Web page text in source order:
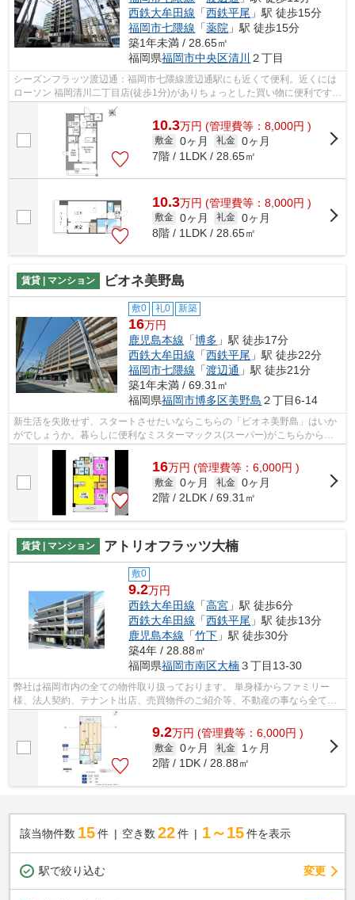
西鉄大牟田線 「西鉄平尾 」駅 徒歩15分
福岡市七隈線 「薬院 」駅 徒歩15分
築1年未満 / 28.65㎡
福岡県福岡市中央区清川 ２丁目
シーズンフラッツ渡辺通：福岡市七隈線渡辺通駅にも近くて便利。近くには
ローソン 福岡清川二丁目店(徒歩1分)がありちょっとした買い物に便利です。
新築の物件です。こちらはマンショ...
10.3万円 (管理費等：8,000円 )
敷金 0ヶ月 礼金 0ヶ月
7階 / 1LDK / 28.65㎡
10.3万円 (管理費等：8,000円 )
敷金 0ヶ月 礼金 0ヶ月
8階 / 1LDK / 28.65㎡
賃貸 | マンション ビオネ美野島
敷0 礼0 新築
16万円
鹿児島本線 「博多 」駅 徒歩17分
西鉄大牟田線 「西鉄平尾 」駅 徒歩22分
福岡市七隈線 「渡辺通 」駅 徒歩21分
築1年未満 / 69.31㎡
福岡県福岡市博多区美野島 ２丁目6-14
新生活を失敗せず、スタートさせたいならこちらの「ビオネ美野島」はいか
がでしょうか。暮らしに便利なミスターマックス(スーパー)がこちらから
276mのところにあります。福岡市博多区...
16万円 (管理費等：6,000円 )
敷金 0ヶ月 礼金 0ヶ月
2階 / 2LDK / 69.31㎡
賃貸 | マンション アトリオフラッツ大楠
敷0
9.2万円
西鉄大牟田線 「高宮 」駅 徒歩6分
西鉄大牟田線 「西鉄平尾 」駅 徒歩13分
鹿児島本線 「竹下 」駅 徒歩30分
築4年 / 28.88㎡
福岡県福岡市南区大楠３丁目13-30
弊社は福岡市内の全ての物件取り扱っております。 単身様からファミリー
様、法人契約、テナント出店、売買物件のご紹介等、不動産の事なら全てお
任せください！！ 全ての方に満足して...
9.2万円 (管理費等：6,000円 )
敷金 0ヶ月 礼金
1ヶ月
2階 / 1DK / 28.88㎡
該当物件数 15件 空き数 22 件 1～15 件を表示
駅で絞り込む 変更